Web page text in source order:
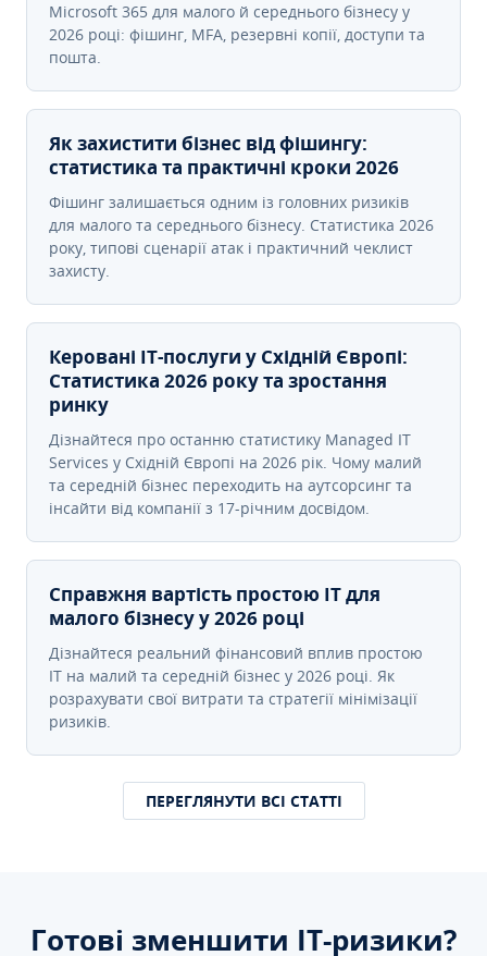
Microsoft 365 для малого й середнього бізнесу у
2026 році: фішинг, MFA, резервні копії, доступи та
пошта.
Як захистити бізнес від фішингу:
статистика та практичні кроки 2026
Фішинг залишається одним із головних ризиків
для малого та середнього бізнесу. Статистика 2026
року, типові сценарії атак і практичний чеклист
захисту.
Керовані ІТ-послуги у Східній Європі:
Статистика 2026 року та зростання
ринку
Дізнайтеся про останню статистику Managed IT
Services у Східній Європі на 2026 рік. Чому малий
та середній бізнес переходить на аутсорсинг та
інсайти від компанії з 17-річним досвідом.
Справжня вартість простою IT для
малого бізнесу у 2026 році
Дізнайтеся реальний фінансовий вплив простою
IT на малий та середній бізнес у 2026 році. Як
розрахувати свої витрати та стратегії мінімізації
ризиків.
ПЕРЕГЛЯНУТИ ВСІ СТАТТІ
Готові зменшити ІТ-ризики?